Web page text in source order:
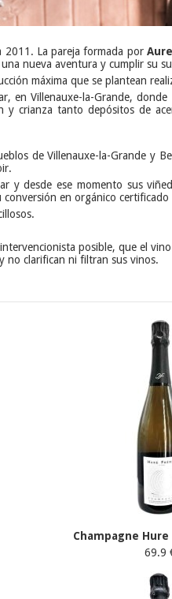
2011. La pareja formada por
nueva aventura y cumplir su
máxima que se plantean
en Villenauxe-la-Grande,
crianza tanto depósitos de
de Villenauxe-la-Grande y
y desde ese momento sus
en orgánico
posible, que el
no clarifican ni filtran sus vinos.
Champagne Hure
69.9